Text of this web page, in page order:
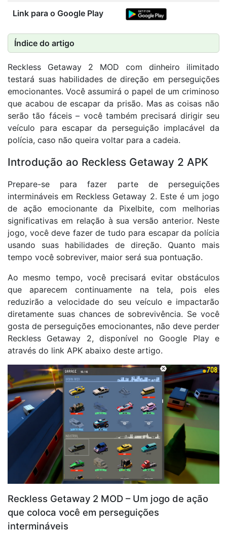
Link para o Google Play
Índice do artigo
Reckless Getaway 2 MOD com dinheiro ilimitado
testará suas habilidades de direção em perseguições
emocionantes. Você assumirá o papel de um criminoso
que acabou de escapar da prisão. Mas as coisas não
serão tão fáceis – você também precisará dirigir seu
veículo para escapar da perseguição implacável da
polícia, caso não queira voltar para a cadeia.
Introdução ao Reckless Getaway 2 APK
Prepare-se para fazer parte de perseguições
intermináveis em Reckless Getaway 2. Este é um jogo
de ação emocionante da Pixelbite, com melhorias
significativas em relação à sua versão anterior. Neste
jogo, você deve fazer de tudo para escapar da polícia
usando suas habilidades de direção. Quanto mais
tempo você sobreviver, maior será sua pontuação.
Ao mesmo tempo, você precisará evitar obstáculos
que aparecem continuamente na tela, pois eles
reduzirão a velocidade do seu veículo e impactarão
diretamente suas chances de sobrevivência. Se você
gosta de perseguições emocionantes, não deve perder
Reckless Getaway 2, disponível no Google Play e
através do link APK abaixo deste artigo.
Reckless Getaway 2 MOD – Um jogo de ação
que coloca você em perseguições
intermináveis